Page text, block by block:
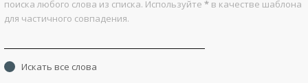
поиска любого слова из списка. Используйте * в качестве шаблона
для частичного совпадения.
Искать все слова